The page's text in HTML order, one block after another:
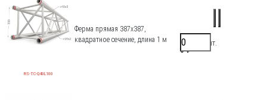
RS-TC-Q40L100
Ферма прямая 387х387,
квадратное сечение, длина 1 м
23000 ₽/шт.
0 ₽